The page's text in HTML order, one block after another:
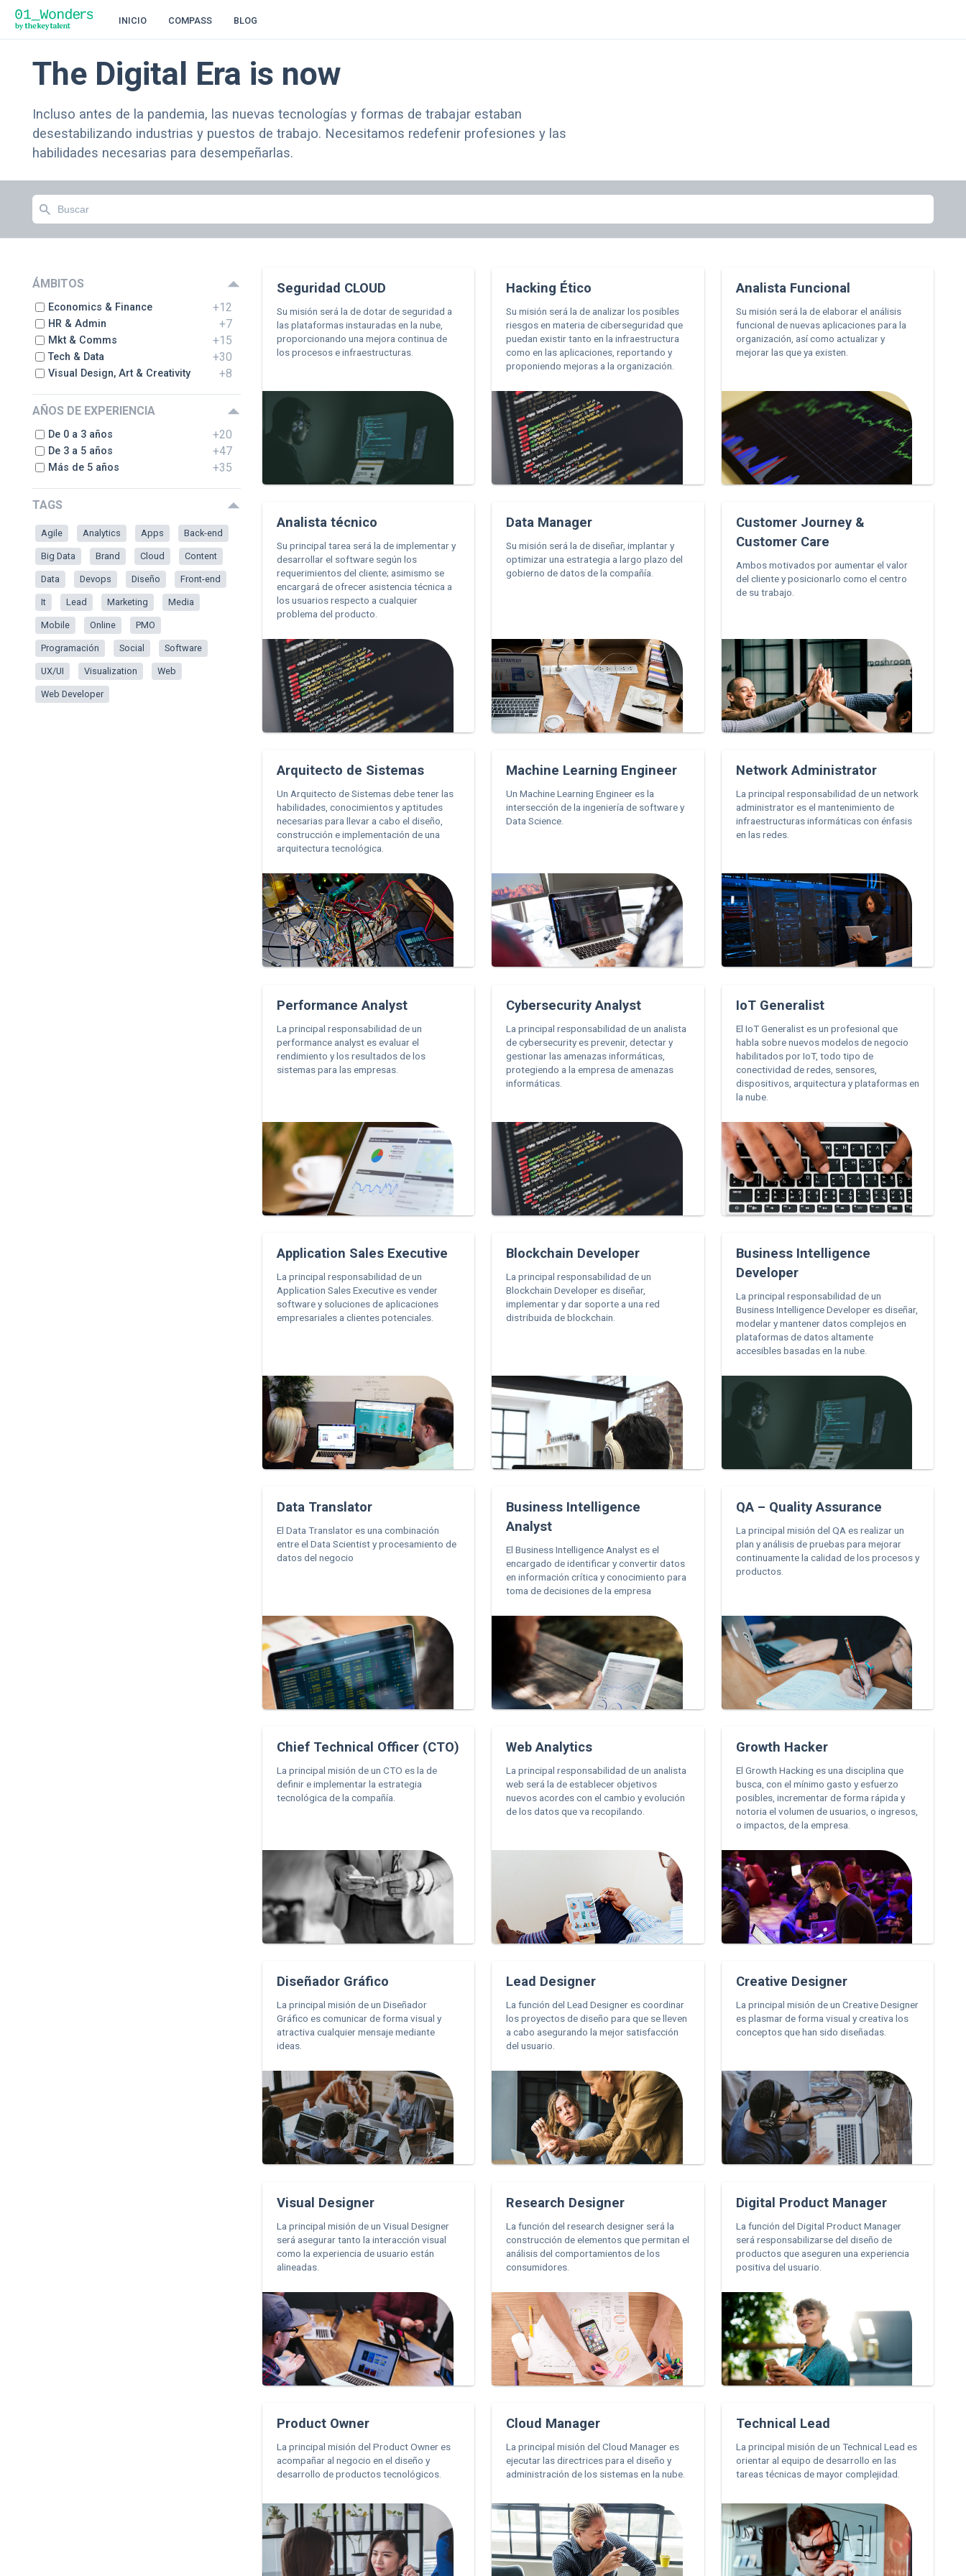
INICIO COMPASS BLOG
The Digital Era is now
Incluso antes de la pandemia, las nuevas tecnologías y formas de trabajar estaban
desestabilizando industrias y puestos de trabajo. Necesitamos redefenir profesiones y las
habilidades necesarias para desempeñarlas.
ÁMBITOS
Economics & Finance +12
HR & Admin +7
Mkt & Comms +15
Tech & Data +30
Visual Design, Art & Creativity +8
AÑOS DE EXPERIENCIA
De 0 a 3 años +20
De 3 a 5 años +47
Más de 5 años +35
TAGS
Agile Analytics Apps Back-end
Big Data Brand Cloud Content
Data Devops Diseño Front-end
It Lead Marketing Media
Mobile Online PMO
Programación Social Software
UX/UI Visualization Web
Web Developer
Seguridad CLOUD
Su misión será la de dotar de seguridad a
las plataformas instauradas en la nube,
proporcionando una mejora continua de
los procesos e infraestructuras.
Hacking Ético
Su misión será la de analizar los posibles
riesgos en materia de ciberseguridad que
puedan existir tanto en la infraestructura
como en las aplicaciones, reportando y
proponiendo mejoras a la organización.
Analista Funcional
Su misión será la de elaborar el análisis
funcional de nuevas aplicaciones para la
organización, así como actualizar y
mejorar las que ya existen.
Analista técnico
Su principal tarea será la de implementar y
desarrollar el software según los
requerimientos del cliente; asimismo se
encargará de ofrecer asistencia técnica a
los usuarios respecto a cualquier
problema del producto.
Data Manager
Su misión será la de diseñar, implantar y
optimizar una estrategia a largo plazo del
gobierno de datos de la compañía.
Customer Journey &
Customer Care
Ambos motivados por aumentar el valor
del cliente y posicionarlo como el centro
de su trabajo.
Arquitecto de Sistemas
Un Arquitecto de Sistemas debe tener las
habilidades, conocimientos y aptitudes
necesarias para llevar a cabo el diseño,
construcción e implementación de una
arquitectura tecnológica.
Machine Learning Engineer
Un Machine Learning Engineer es la
intersección de la ingeniería de software y
Data Science.
Network Administrator
La principal responsabilidad de un network
administrator es el mantenimiento de
infraestructuras informáticas con énfasis
en las redes.
Performance Analyst
La principal responsabilidad de un
performance analyst es evaluar el
rendimiento y los resultados de los
sistemas para las empresas.
Cybersecurity Analyst
La principal responsabilidad de un analista
de cybersecurity es prevenir, detectar y
gestionar las amenazas informáticas,
protegiendo a la empresa de amenazas
informáticas.
IoT Generalist
El IoT Generalist es un profesional que
habla sobre nuevos modelos de negocio
habilitados por IoT, todo tipo de
conectividad de redes, sensores,
dispositivos, arquitectura y plataformas en
la nube.
Application Sales Executive
La principal responsabilidad de un
Application Sales Executive es vender
software y soluciones de aplicaciones
empresariales a clientes potenciales.
Blockchain Developer
La principal responsabilidad de un
Blockchain Developer es diseñar,
implementar y dar soporte a una red
distribuida de blockchain.
Business Intelligence
Developer
La principal responsabilidad de un
Business Intelligence Developer es diseñar,
modelar y mantener datos complejos en
plataformas de datos altamente
accesibles basadas en la nube.
Data Translator
El Data Translator es una combinación
entre el Data Scientist y procesamiento de
datos del negocio
Business Intelligence
Analyst
El Business Intelligence Analyst es el
encargado de identificar y convertir datos
en información crítica y conocimiento para
toma de decisiones de la empresa
QA – Quality Assurance
La principal misión del QA es realizar un
plan y análisis de pruebas para mejorar
continuamente la calidad de los procesos y
productos.
Chief Technical Officer (CTO)
La principal misión de un CTO es la de
definir e implementar la estrategia
tecnológica de la compañía.
Web Analytics
La principal responsabilidad de un analista
web será la de establecer objetivos
nuevos acordes con el cambio y evolución
de los datos que va recopilando.
Growth Hacker
El Growth Hacking es una disciplina que
busca, con el mínimo gasto y esfuerzo
posibles, incrementar de forma rápida y
notoria el volumen de usuarios, o ingresos,
o impactos, de la empresa.
Diseñador Gráfico
La principal misión de un Diseñador
Gráfico es comunicar de forma visual y
atractiva cualquier mensaje mediante
ideas.
Lead Designer
La función del Lead Designer es coordinar
los proyectos de diseño para que se lleven
a cabo asegurando la mejor satisfacción
del usuario.
Creative Designer
La principal misión de un Creative Designer
es plasmar de forma visual y creativa los
conceptos que han sido diseñadas.
Visual Designer
La principal misión de un Visual Designer
será asegurar tanto la interacción visual
como la experiencia de usuario están
alineadas.
Research Designer
La función del research designer será la
construcción de elementos que permitan el
análisis del comportamientos de los
consumidores.
Digital Product Manager
La función del Digital Product Manager
será responsabilizarse del diseño de
productos que aseguren una experiencia
positiva del usuario.
Product Owner
La principal misión del Product Owner es
acompañar al negocio en el diseño y
desarrollo de productos tecnológicos.
Cloud Manager
La principal misión del Cloud Manager es
ejecutar las directrices para el diseño y
administración de los sistemas en la nube.
Technical Lead
La principal misión de un Technical Lead es
orientar al equipo de desarrollo en las
tareas técnicas de mayor complejidad.